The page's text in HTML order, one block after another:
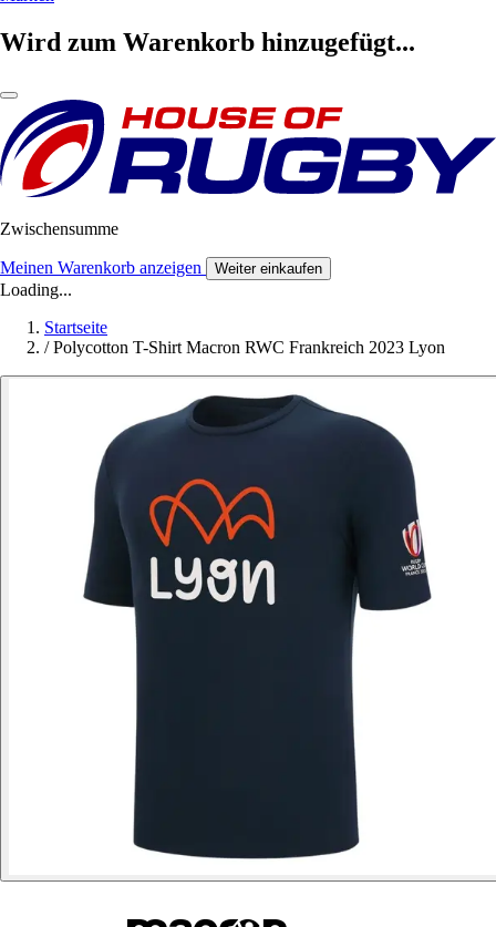
Wird zum Warenkorb hinzugefügt...
Zwischensumme
Meinen Warenkorb anzeigen Weiter einkaufen
Loading...
Startseite
/ Polycotton T-Shirt Macron RWC Frankreich 2023 Lyon